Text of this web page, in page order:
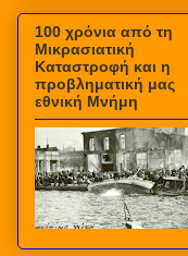
100 χρόνια από τη
Μικρασιατική
Καταστροφή και η
προβληματική μας
εθνική Μνήμη